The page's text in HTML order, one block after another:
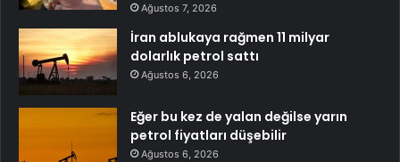
Ağustos 7, 2026
İran ablukaya rağmen 11 milyar
dolarlık petrol sattı
Ağustos 6, 2026
Eğer bu kez de yalan değilse yarın
petrol fiyatları düşebilir
Ağustos 6, 2026